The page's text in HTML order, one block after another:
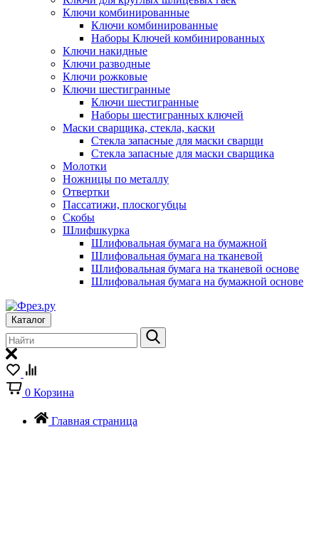
Ключи комбинированные
Ключи комбинированные
Наборы Ключей комбинированных
Ключи накидные
Ключи разводные
Ключи рожковые
Ключи шестигранные
Ключи шестигранные
Наборы шестигранных ключей
Маски сварщика, стекла, каски
Стекла запасные для маски сварщи
Стекла запасные для маски сварщика
Молотки
Ножницы по металлу
Отвертки
Пассатижи, плоскогубцы
Скобы
Шлифшкурка
Шлифовальная бумага на бумажной
Шлифовальная бумага на тканевой
Шлифовальная бумага на тканевой основе
Шлифовальная бумага на бумажной основе
Каталог
0 Корзина
Главная страница